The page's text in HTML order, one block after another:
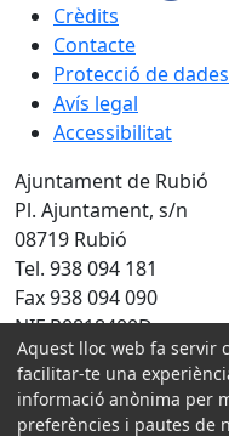
Crèdits
Contacte
Protecció de dades
Avís legal
Accessibilitat
Ajuntament de Rubió
Pl. Ajuntament, s/n
08719 Rubió
Tel. 938 094 181
Fax 938 094 090
NIF P0818400D
Amb la col·laboració de:
Aquest lloc web fa servir
facilitar-te una
informació anònima per
preferències i pautes de